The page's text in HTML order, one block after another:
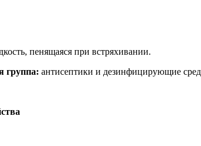
до
пенящаяся при встряхивании.
группа: антисептики и дезинфицирующие